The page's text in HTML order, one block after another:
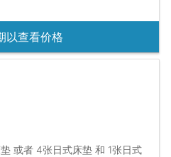
以查看价格
或者 4张日式床垫 和 1张日式